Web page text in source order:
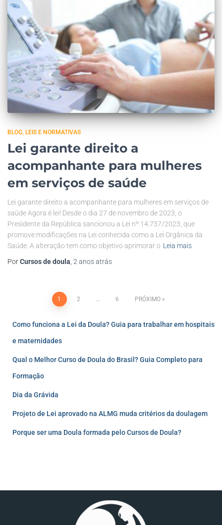
BLOG LEIS E NORMATIVAS
Lei garante direito a
acompanhante para mulheres
em serviços de saúde
Lei garante direito a acompanhante para mulheres em serviços de
saúde Agora é lei! Desde o dia 27 de novembro de 2023, o
Presidente da República sancionou a Lei nº 14.737/2023, que
promove modificações na Lei conhecida como a Lei Orgânica da
Saúde. A alteração tem como objetivo aprimorar o Leia mais
PorCursos de doula 2 anosatrás
1 2 6 PRÓXIMO
Como funciona a Lei da Doula? Guia para trabalhar em hospitais
e maternidades
Qual o Melhor Curso de Doula do Brasil? Guia Completo para
Formação
Dia da Grávida
Projeto de Lei aprovado na ALMG muda critérios da doulagem
Porque ser uma Doula formada pelo Cursos de Doula?